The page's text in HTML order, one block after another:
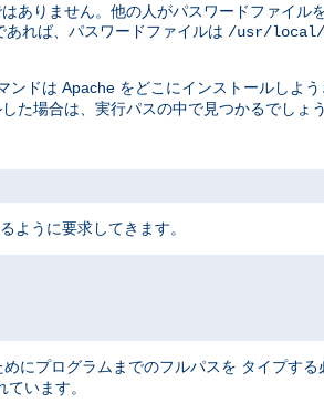
ありません。他の人がパスワードファイル
れば、パスワードファイルは /usr/local/
ンドは Apache をどこにインストールしよ
た場合は、実行パスの中で見つかるでしょう
ように要求してきます。
にプログラムまでのフルパスを タイプす
います。